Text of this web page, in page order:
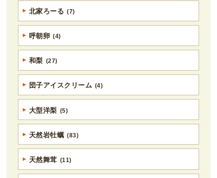
北家ろーる (7)
呼朝卵 (4)
和梨 (27)
団子アイスクリーム (4)
大型洋梨 (5)
天然岩牡蠣 (83)
天然舞茸 (11)